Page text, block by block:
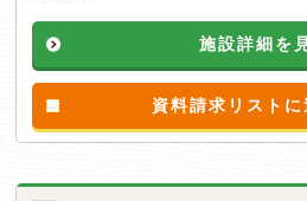
施設詳細を
資料請求リストに